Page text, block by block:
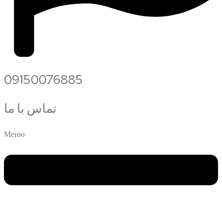
09150076885
تماس با ما
Меню